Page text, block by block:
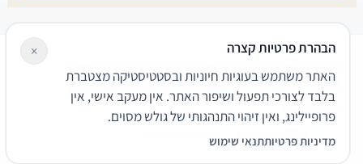
שירותים משפטיים
דרושים צור קשר נגישותפרטיות
תנאי שימוש
© 2026 הפירמה. כל הזכויות שמורות.
הבהרת פרטיות קצרה
האתר משתמש בעוגיות חיוניות ובסטטיסטיקה מצטברת
בלבד לצורכי תפעול ושיפור האתר. אין מעקב אישי, אין
פרופיילינג, ואין זיהוי התנהגותי של גולש מסוים.
מדיניות פרטיותתנאי שימוש
×